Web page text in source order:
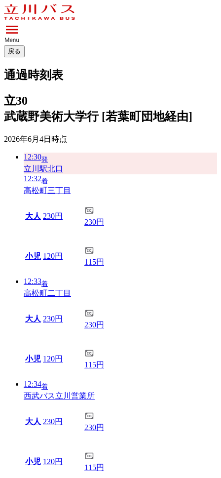
戻る
通過時刻表
立30
武蔵野美術大学行 [若葉町団地経由]
2026年6月4日 時点
12:30発
立川駅北口
12:32着
高松町三丁目
大人 230円
230円
小児 120円
115円
12:33着
高松町二丁目
大人 230円
230円
小児 120円
115円
12:34着
西武バス立川営業所
大人 230円
230円
小児 120円
115円